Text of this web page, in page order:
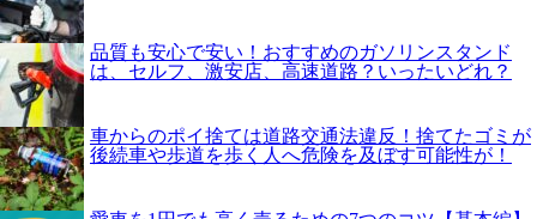
品質も安心で安い！おすすめのガソリンスタンド
は、セルフ、激安店、高速道路？いったいどれ？
車からのポイ捨ては道路交通法違反！捨てたゴミが
後続車や歩道を歩く人へ危険を及ぼす可能性が！